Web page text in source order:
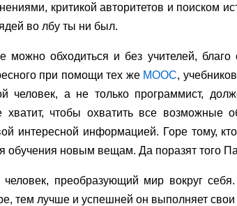
критикой авторитетов и поиском
во лбу ты ни был.
можно обходиться и без учителей, благо
при помощи тех же MOOC,
человек, а не только программист,
хватит, чтобы охватить все возможные
интересной информацией. Горе тому,
обучения новым вещам. Да поразят того
человек, преобразующий мир вокруг
тем лучше и успешней он выполняет свои